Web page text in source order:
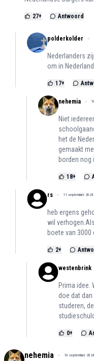
27+ Antwoord
polderkolder
Nederlanders
om in
17+
nehemia
Niet
het de
gemaakt
borden nog
18+
rs 11 september
heb ergens
wil
boete van
2+
westenbrink
Prima idee.
doe dat
studeren,
0+
nehemia 10 september